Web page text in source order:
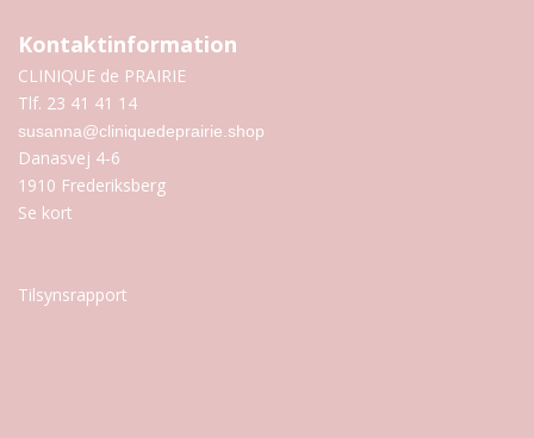
Kontaktinformation
CLINIQUE de PRAIRIE
Tlf. 23 41 41 14
susanna@cliniquedeprairie.shop
Danasvej 4-6
1910 Frederiksberg
Se kort
Tilsynsrapport